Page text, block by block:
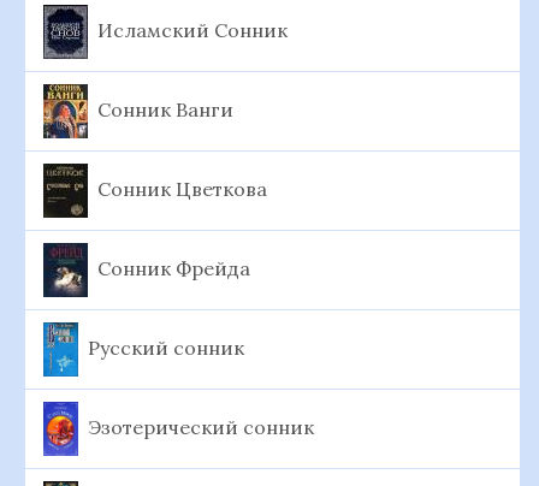
Исламский Сонник
Сонник Ванги
Сонник Цветкова
Сонник Фрейда
Русский сонник
Эзотерический сонник